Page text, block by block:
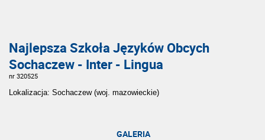
Najlepsza Szkoła Języków Obcych
Sochaczew - Inter - Lingua
nr 320525
Lokalizacja: Sochaczew (woj. mazowieckie)
GALERIA